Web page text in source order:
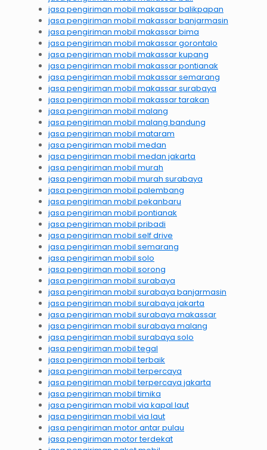
jasa pengiriman mobil makassar balikpapan
jasa pengiriman mobil makassar banjarmasin
jasa pengiriman mobil makassar bima
jasa pengiriman mobil makassar gorontalo
jasa pengiriman mobil makassar kupang
jasa pengiriman mobil makassar pontianak
jasa pengiriman mobil makassar semarang
jasa pengiriman mobil makassar surabaya
jasa pengiriman mobil makassar tarakan
jasa pengiriman mobil malang
jasa pengiriman mobil malang bandung
jasa pengiriman mobil mataram
jasa pengiriman mobil medan
jasa pengiriman mobil medan jakarta
jasa pengiriman mobil murah
jasa pengiriman mobil murah surabaya
jasa pengiriman mobil palembang
jasa pengiriman mobil pekanbaru
jasa pengiriman mobil pontianak
jasa pengiriman mobil pribadi
jasa pengiriman mobil self drive
jasa pengiriman mobil semarang
jasa pengiriman mobil solo
jasa pengiriman mobil sorong
jasa pengiriman mobil surabaya
jasa pengiriman mobil surabaya banjarmasin
jasa pengiriman mobil surabaya jakarta
jasa pengiriman mobil surabaya makassar
jasa pengiriman mobil surabaya malang
jasa pengiriman mobil surabaya solo
jasa pengiriman mobil tegal
jasa pengiriman mobil terbaik
jasa pengiriman mobil terpercaya
jasa pengiriman mobil terpercaya jakarta
jasa pengiriman mobil timika
jasa pengiriman mobil via kapal laut
jasa pengiriman mobil via laut
jasa pengiriman motor antar pulau
jasa pengiriman motor terdekat